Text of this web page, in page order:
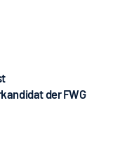
der FWG